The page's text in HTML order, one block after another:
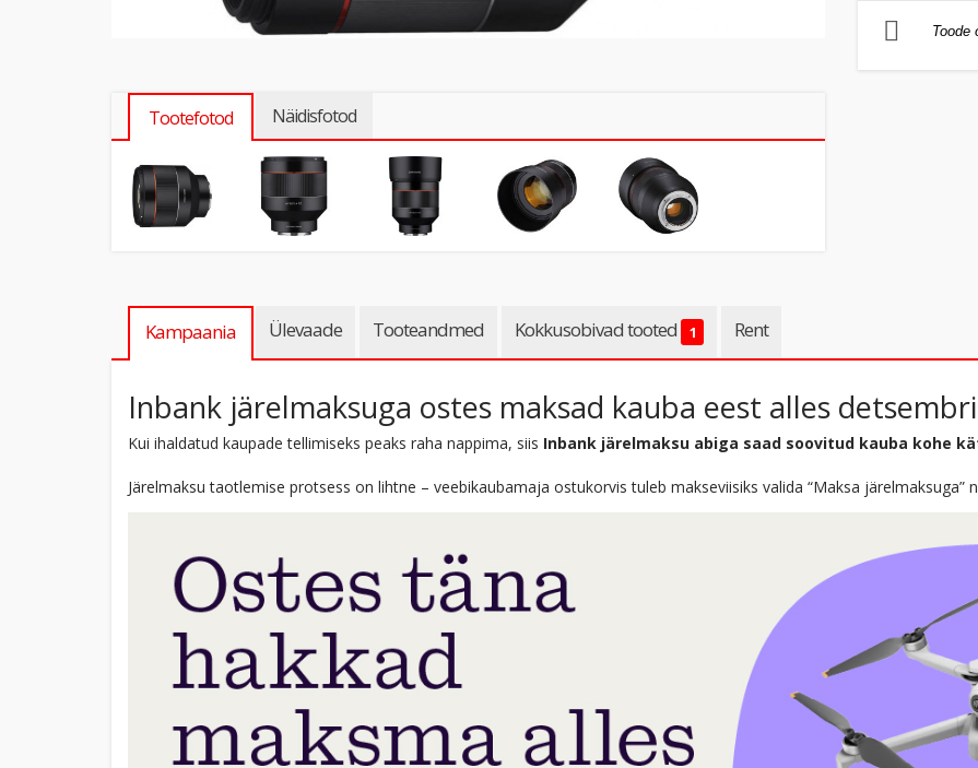
Tootefotod Näidisfotod
Toode
Kampaania Ülevaade Tooteandmed Kokkusobivad tooted 1 Rent
Inbank järelmaksuga ostes maksad kauba eest alles
Kui ihaldatud kaupade tellimiseks peaks raha nappima, siis Inbank järelmaksu abiga saad soovitud kauba kohe
Järelmaksu taotlemise protsess on lihtne – veebikaubamaja ostukorvis tuleb makseviisiks valida “Maksa järelmaksuga”